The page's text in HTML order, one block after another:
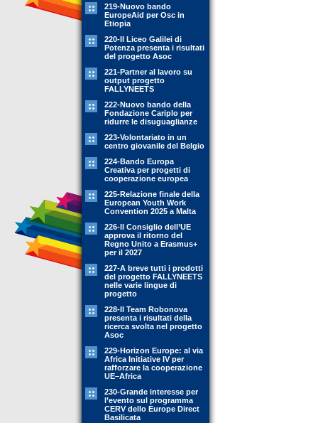
219-Nuovo bando
EuropeAid per Osc in
Etiopia
220-Il Liceo Galilei di
Potenza presenta i risultati
del progetto Asoc
221-Partner al lavoro su
output progetto
FALLYNEETS
222-Nuovo bando della
Fondazione Cariplo per
ridurre le disuguaglianze
223-Volontariato in un
centro giovanile del Belgio
224-Bando Europa
Creativa per progetti di
cooperazione europea
225-Relazione finale della
European Youth Work
Convention 2025 a Malta
226-Il Consiglio dell’UE
approva il ritorno del
Regno Unito a Erasmus+
per il 2027
227-A breve tutti i prodotti
del progetto FALLYNEETS
nelle varie lingue di
progetto
228-Il Team Robonova
presenta i risultati della
ricerca svolta nel progetto
Asoc
229-Horizon Europe: al via
Africa Initiative IV per
rafforzare la cooperazione
UE–Africa
230-Grande interesse per
l’evento sul programma
CERV dello Europe Direct
Basilicata